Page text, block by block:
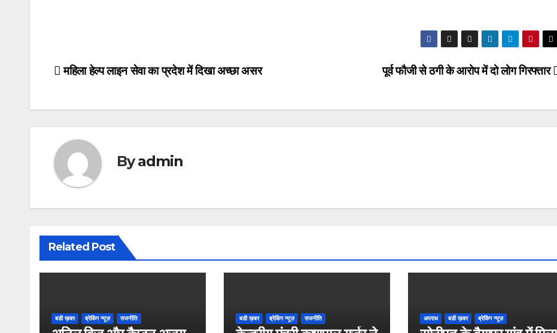
Post
पूर्व फौजी से ठगी के आरोप में दो लोग गिरफ्तार
महिला हेल्प लाइन सेवा का प्रदेश में दिखा अच्छा असर
Byadmin
Related Post
बडी ख़बर ब्रेकिंग न्यूज़ राजनीति बडी ख़बर ब्रेकिंग न्यूज़ राजनीति अपराध बडी ख़बर ब्रेकिंग न्यूज़